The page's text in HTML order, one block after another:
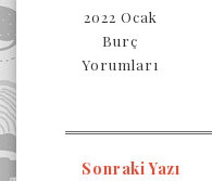
2022 Ocak
Burç
Yorumları
Sonraki Yazı